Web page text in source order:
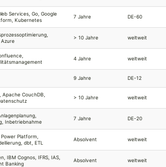
Services, Go, Google
Kubernetes
7 Jahre DE-60
> 10 Jahre weltweit
4 Jahre weltweit
9 Jahre DE-12
Apache CouchDB,
> 10 Jahre weltweit
Inbetriebnahme
7 Jahre DE-20
Platform,
dbt, ETL
Absolvent weltweit
IBM Cognos, IFRS, IAS,
Banking
Absolvent weltweit